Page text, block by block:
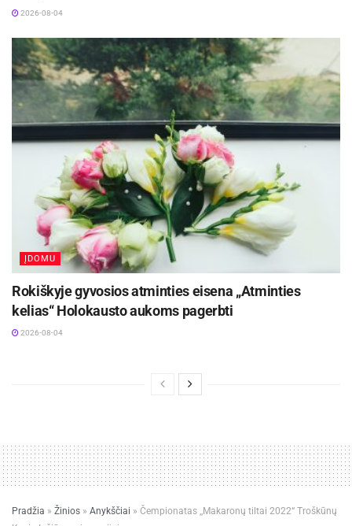
2026-08-04
ĮDOMU
Rokiškyje gyvosios atminties eisena „Atminties
kelias“ Holokausto aukoms pagerbti
2026-08-04
Pradžia » Žinios » Anykščiai » Čempionatas ,,Makaronų tiltai 2022“ Troškūnų